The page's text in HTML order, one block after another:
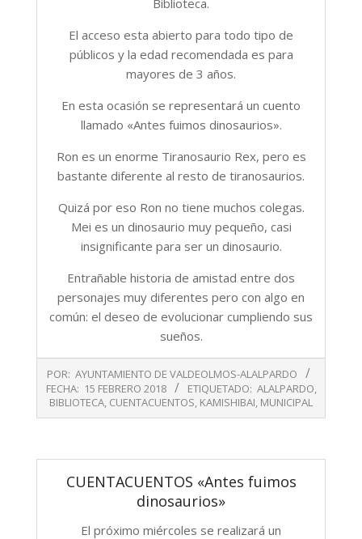
Biblioteca.
El acceso esta abierto para todo tipo de
públicos y la edad recomendada es para
mayores de 3 años.
En esta ocasión se representará un cuento
llamado «Antes fuimos dinosaurios».
Ron es un enorme Tiranosaurio Rex, pero es
bastante diferente al resto de tiranosaurios.
Quizá por eso Ron no tiene muchos colegas.
Mei es un dinosaurio muy pequeño, casi
insignificante para ser un dinosaurio.
Entrañable historia de amistad entre dos
personajes muy diferentes pero con algo en
común: el deseo de evolucionar cumpliendo sus
sueños.
02-
15
POR: AYUNTAMIENTO DE VALDEOLMOS-ALALPARDO
FECHA: 15 FEBRERO 2018 ETIQUETADO: ALALPARDO,
BIBLIOTECA, CUENTACUENTOS, KAMISHIBAI, MUNICIPAL
CUENTACUENTOS «Antes fuimos
dinosaurios»
El próximo miércoles se realizará un